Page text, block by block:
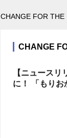
CHANGE FOR THE
CHANGE
【ニュース
に！ 「もりお